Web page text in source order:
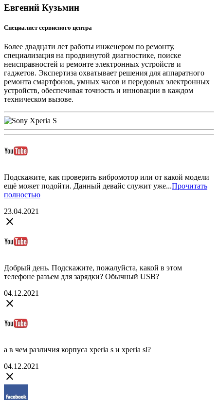
Евгений Кузьмин
Специалист сервисного центра
Более двадцати лет работы инженером по ремонту,
специализация на продвинутой диагностике, поиске
неисправностей и ремонте электронных устройств и
гаджетов. Экспертиза охватывает решения для аппаратного
ремонта смартфонов, умных часов и передовых электронных
устройств, обеспечивая точность и инновации в каждом
техническом вызове.
Подскажите, как проверить вибромотор или от какой модели
ещё может подойти. Данный девайс служит уже...Прочитать
полностью
23.04.2021
close
Добрый день. Подскажите, пожалуйста, какой в этом
телефоне разъем для зарядки? Обычный USB?
04.12.2021
close
а в чем различия корпуса xperia s и xperia sl?
04.12.2021
close